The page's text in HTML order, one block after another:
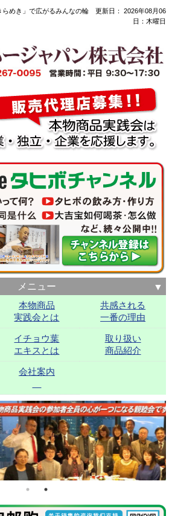
らめき」で広がるみんなの輪 更新日： 2026年08月06
日：木曜日
メニュー
本物商品
実践会とは
共感される
一番の理由
イチョウ葉
エキスとは
取り扱い
商品紹介
会社案内